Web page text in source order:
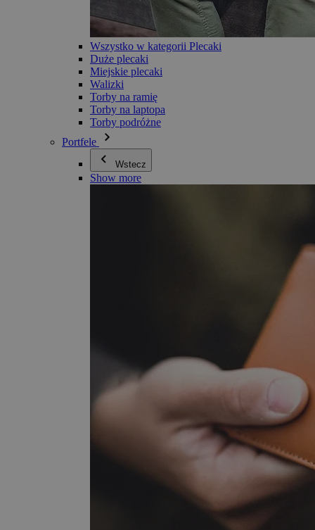
Wszystko w kategorii Plecaki
Duże plecaki
Miejskie plecaki
Walizki
Torby na ramię
Torby na laptopa
Torby podróżne
Portfele
Wstecz
Show more